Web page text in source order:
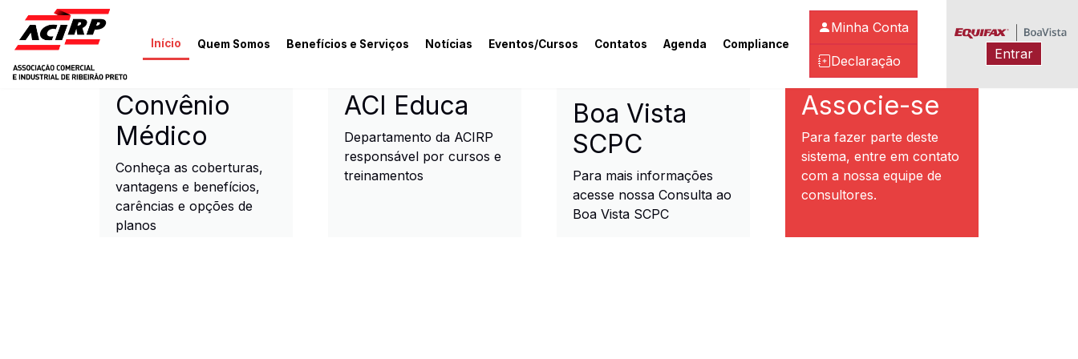
Pular para o conteúdo principal
Início Quem Somos Benefícios e Serviços Notícias Eventos/Cursos Contatos Agenda Compliance
Minha Conta
Declaração Entrar
ACIRP - Associação Comercial e Industrial de Ribeirão Preto
Convênio
Médico
Conheça as coberturas,
vantagens e benefícios,
carências e opções de
planos
ACI Educa
Departamento da ACIRP
responsável por cursos e
treinamentos
Boa Vista
SCPC
Para mais informações
acesse nossa Consulta ao
Boa Vista SCPC
Associe-se
Para fazer parte deste
sistema, entre em contato
com a nossa equipe de
consultores.